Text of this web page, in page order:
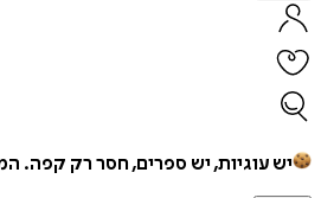
יש עוגיות, יש ספרים, חסר רק קפה.